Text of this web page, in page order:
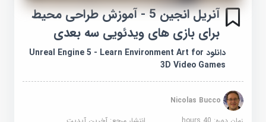
آنریل انجین 5 - آموزش طراحی محیط
برای بازی های ویدئویی سه بعدی
دانلود Unreal Engine 5 - Learn Environment Art for
3D Video Games
Nicolas Bucco